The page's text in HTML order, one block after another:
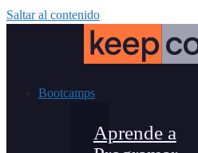
Saltar al contenido
Bootcamps
Aprende a